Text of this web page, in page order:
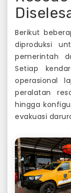
Berikut
diproduksi
pemerintah
Setiap
operasional
peralatan
hingga
evakuasi